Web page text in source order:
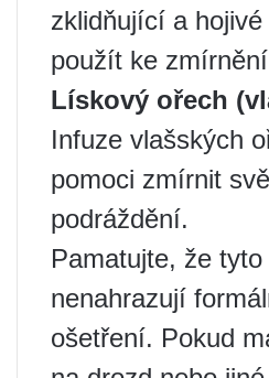
zklidňující a
použít ke
Lískový ořech
Infuze vlašských
pomoci zmírnit
podráždění.
Pamatujte, že
nenahrazují
ošetření. Pokud